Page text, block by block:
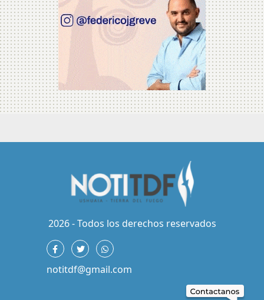
2026 - Todos los derechos reservados
notitdf@gmail.com